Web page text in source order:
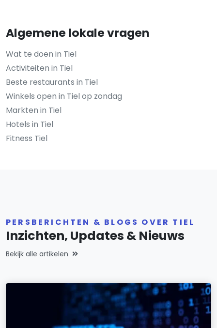
Algemene lokale vragen
Wat te doen in Tiel
Activiteiten in Tiel
Beste restaurants in Tiel
Winkels open in Tiel op zondag
Markten in Tiel
Hotels in Tiel
Fitness Tiel
PERSBERICHTEN & BLOGS OVER TIEL
Inzichten, Updates & Nieuws
Bekijk alle artikelen